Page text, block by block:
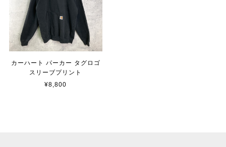
カーハート パーカー タグロゴ
スリーブプリント
¥8,800